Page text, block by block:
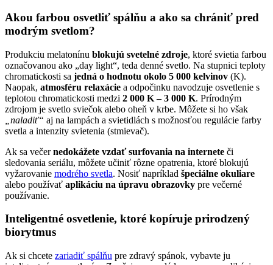
Akou farbou osvetliť spálňu a ako sa chrániť pred
modrým svetlom?
Produkciu melatonínu blokujú svetelné zdroje, ktoré svietia farbou
označovanou ako „day light“, teda denné svetlo. Na stupnici teploty
chromatickosti sa jedná o hodnotu okolo 5 000 kelvinov (K).
Naopak, atmosféru relaxácie a odpočinku navodzuje osvetlenie s
teplotou chromatickosti medzi 2 000 K – 3 000 K. Prírodným
zdrojom je svetlo sviečok alebo oheň v krbe. Môžete si ho však
„naladiť“ aj na lampách a svietidlách s možnosťou regulácie farby
svetla a intenzity svietenia (stmievač).
Ak sa večernedokážete vzdať surfovania na internete či
sledovania seriálu, môžete učiniť rôzne opatrenia, ktoré blokujú
vyžarovanie modrého svetla. Nosiť napríklad špeciálne okuliare
alebo používať aplikáciu na úpravu obrazovky pre večerné
používanie.
Inteligentné osvetlenie, ktoré kopíruje prirodzený
biorytmus
Ak si chcete zariadiť spálňu pre zdravý spánok, vybavte ju